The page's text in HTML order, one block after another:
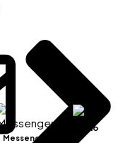
Messenger
Zalo